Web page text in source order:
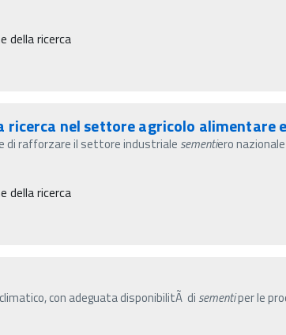
della ricerca
ricerca nel settore agricolo alimentare
di rafforzare il settore industriale sementiero
della ricerca
con adeguata disponibilitÃ di sementiper le